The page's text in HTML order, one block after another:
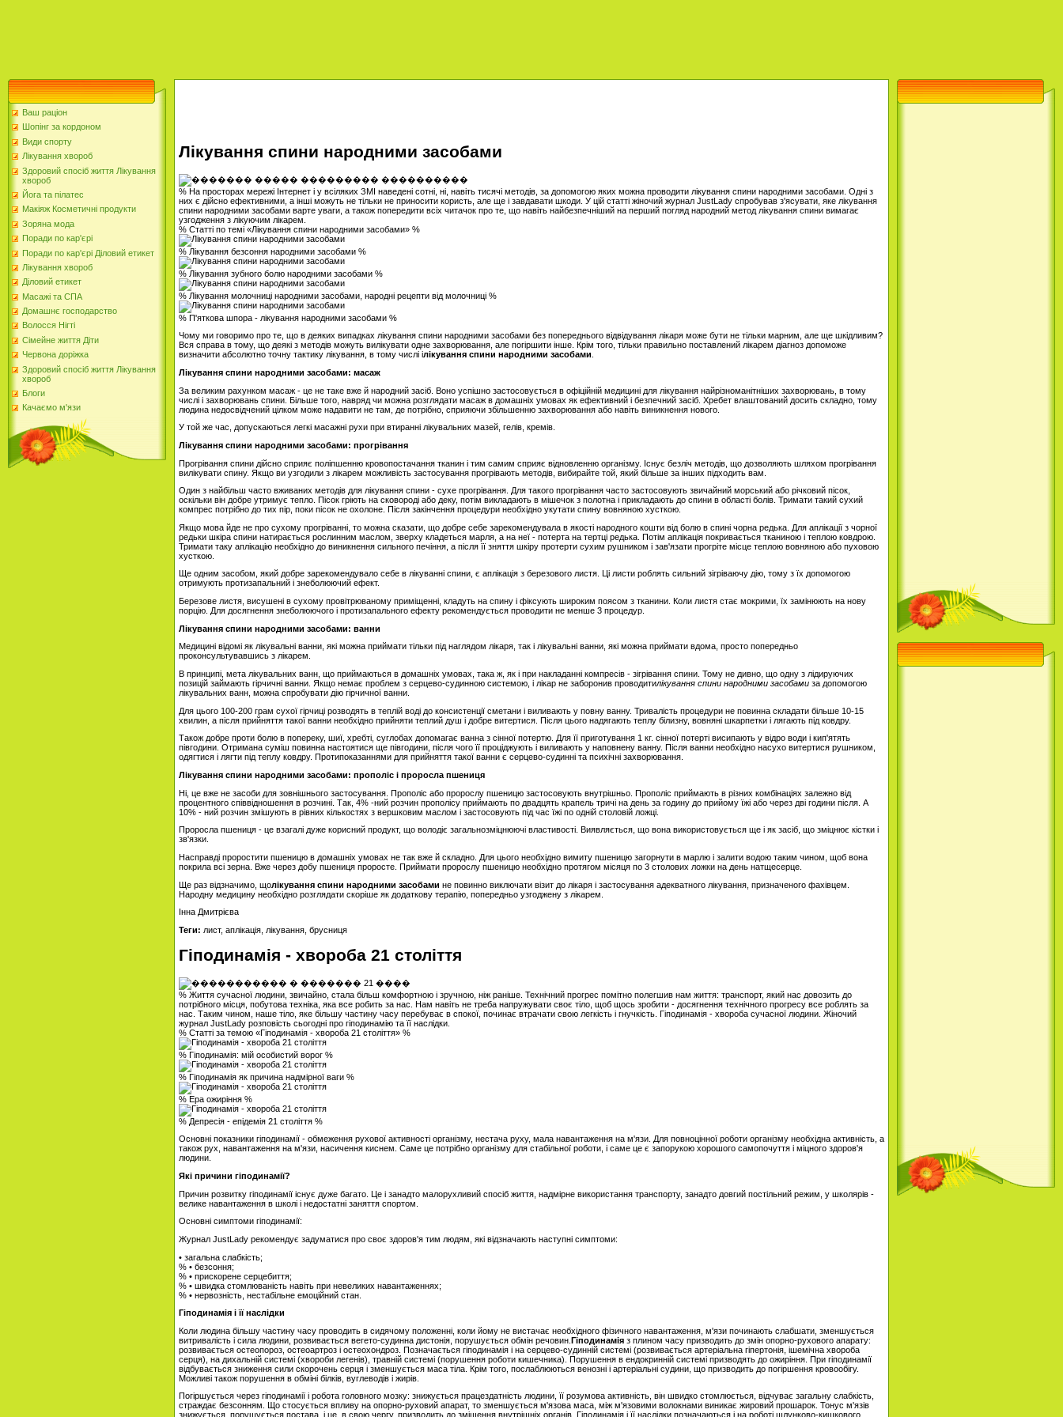
Ваш раціон
Шопінг за кордоном
Види спорту
Лікування хвороб
Здоровий спосіб життя Лікування
хвороб
Йога та пілатес
Макіяж Косметичні продукти
Зоряна мода
Поради по кар'єрі
Поради по кар'єрі Діловий етикет
Лікування хвороб
Діловий етикет
Масажі та СПА
Домашнє господарство
Волосся Нігті
Сімейне життя Діти
Червона доріжка
Здоровий спосіб життя Лікування
хвороб
Блоги
Качаємо м'язи
Лікування спини народними засобами
% На просторах мережі Інтернет і у всіляких ЗМІ наведені сотні, ні, навіть тисячі методів, за допомогою яких можна проводити лікування спини народними засобами. Одні з
них є дійсно ефективними, а інші можуть не тільки не приносити користь, але ще і завдавати шкоди. У цій статті жіночий журнал JustLady спробував з'ясувати, яке лікування
спини народними засобами варте уваги, а також попередити всіх читачок про те, що навіть найбезпечніший на перший погляд народний метод лікування спини вимагає
узгодження з лікуючим лікарем.
% Статті по темі «Лікування спини народними засобами» %
% Лікування безсоння народними засобами %
% Лікування зубного болю народними засобами %
% Лікування молочниці народними засобами, народні рецепти від молочниці %
% П'яткова шпора - лікування народними засобами %
Чому ми говоримо про те, що в деяких випадках лікування спини народними засобами без попереднього відвідування лікаря може бути не тільки марним, але ще шкідливим?
Вся справа в тому, що деякі з методів можуть вилікувати одне захворювання, але погіршити інше. Крім того, тільки правильно поставлений лікарем діагноз допоможе
визначити абсолютно точну тактику лікування, в тому числі ілікування спини народними засобами
Лікування спини народними засобами: масаж
За великим рахунком масаж - це не таке вже й народний засіб. Воно успішно застосовується в офіційній медицині для лікування найрізноманітніших захворювань, в тому
числі і захворювань спини. Більше того, навряд чи можна розглядати масаж в домашніх умовах як ефективний і безпечний засіб. Хребет влаштований досить складно, тому
людина недосвідчений цілком може надавити не там, де потрібно, сприяючи збільшенню захворювання або навіть виникнення нового.
У той же час, допускаються легкі масажні рухи при втиранні лікувальних мазей, гелів, кремів.
Лікування спини народними засобами: прогрівання
Прогрівання спини дійсно сприяє поліпшенню кровопостачання тканин і тим самим сприяє відновленню організму. Існує безліч методів, що дозволяють шляхом прогрівання
вилікувати спину. Якщо ви узгодили з лікарем можливість застосування прогрівають методів, вибирайте той, який більше за інших підходить вам.
Один з найбільш часто вживаних методів для лікування спини - сухе прогрівання. Для такого прогрівання часто застосовують звичайний морський або річковий пісок,
оскільки він добре утримує тепло. Пісок гріють на сковороді або деку, потім викладають в мішечок з полотна і прикладають до спини в області болів. Тримати такий сухий
компрес потрібно до тих пір, поки пісок не охолоне. Після закінчення процедури необхідно укутати спину вовняною хусткою.
Якщо мова йде не про сухому прогріванні, то можна сказати, що добре себе зарекомендувала в якості народного кошти від болю в спині чорна редька. Для аплікації з чорної
редьки шкіра спини натирається рослинним маслом, зверху кладеться марля, а на неї - потерта на тертці редька. Потім аплікація покривається тканиною і теплою ковдрою.
Тримати таку аплікацію необхідно до виникнення сильного печіння, а після її зняття шкіру протерти сухим рушником і зав'язати прогріте місце теплою вовняною або пуховою
хусткою.
Ще одним засобом, який добре зарекомендувало себе в лікуванні спини, є аплікація з березового листя. Ці листи роблять сильний зігріваючу дію, тому з їх допомогою
отримують протизапальний і знеболюючий ефект.
Березове листя, висушені в сухому провітрюваному приміщенні, кладуть на спину і фіксують широким поясом з тканини. Коли листя стає мокрими, їх замінюють на нову
порцію. Для досягнення знеболюючого і протизапального ефекту рекомендується проводити не менше 3 процедур.
Лікування спини народними засобами: ванни
Медицині відомі як лікувальні ванни, які можна приймати тільки під наглядом лікаря, так і лікувальні ванни, які можна приймати вдома, просто попередньо
проконсультувавшись з лікарем.
В принципі, мета лікувальних ванн, що приймаються в домашніх умовах, така ж, як і при накладанні компресів - зігрівання спини. Тому не дивно, що одну з лідируючих
позицій займають гірчичні ванни. Якщо немає проблем з серцево-судинною системою, і лікар не заборонив проводитилікування спини народними засобами за допомогою
лікувальних ванн, можна спробувати дію гірчичної ванни.
Для цього 100-200 грам сухої гірчиці розводять в теплій воді до консистенції сметани і виливають у повну ванну. Тривалість процедури не повинна складати більше 10-15
хвилин, а після прийняття такої ванни необхідно прийняти теплий душ і добре витертися. Після цього надягають теплу білизну, вовняні шкарпетки і лягають під ковдру.
Також добре проти болю в попереку, шиї, хребті, суглобах допомагає ванна з сінної потертю. Для її приготування 1 кг. сінної потерті висипають у відро води і кип'ятять
півгодини. Отримана суміш повинна настоятися ще півгодини, після чого її проціджують і виливають у наповнену ванну. Після ванни необхідно насухо витертися рушником,
одягтися і лягти під теплу ковдру. Протипоказаннями для прийняття такої ванни є серцево-судинні та психічні захворювання.
Лікування спини народними засобами: прополіс і проросла пшениця
Ні, це вже не засоби для зовнішнього застосування. Прополіс або пророслу пшеницю застосовують внутрішньо. Прополіс приймають в різних комбінаціях залежно від
процентного співвідношення в розчині. Так, 4% -ний розчин прополісу приймають по двадцять крапель тричі на день за годину до прийому їжі або через дві години після. А
10% - ний розчин змішують в рівних кількостях з вершковим маслом і застосовують під час їжі по одній столовій ложці.
Проросла пшениця - це взагалі дуже корисний продукт, що володіє загальнозміцнюючі властивості. Виявляється, що вона використовується ще і як засіб, що зміцнює кістки і
зв'язки.
Насправді проростити пшеницю в домашніх умовах не так вже й складно. Для цього необхідно вимиту пшеницю загорнути в марлю і залити водою таким чином, щоб вона
покрила всі зерна. Вже через добу пшениця проросте. Приймати пророслу пшеницю необхідно протягом місяця по 3 столових ложки на день натщесерце.
Ще раз відзначимо, щолікування спини народними засобами не повинно виключати візит до лікаря і застосування адекватного лікування, призначеного фахівцем.
Народну медицину необхідно розглядати скоріше як додаткову терапію, попередньо узгоджену з лікарем.
Інна Дмитрієва
Теги: лист, аплікація, лікування, брусниця
Гіподинамія - хвороба 21 століття
% Життя сучасної людини, звичайно, стала більш комфортною і зручною, ніж раніше. Технічний прогрес помітно полегшив нам життя: транспорт, який нас довозить до
потрібного місця, побутова техніка, яка все робить за нас. Нам навіть не треба напружувати своє тіло, щоб щось зробити - досягнення технічного прогресу все роблять за
нас. Таким чином, наше тіло, яке більшу частину часу перебуває в спокої, починає втрачати свою легкість і гнучкість. Гіподинамія - хвороба сучасної людини. Жіночий
журнал JustLady розповість сьогодні про гіподинамію та її наслідки.
% Статті за темою «Гіподинамія - хвороба 21 століття» %
% Гіподинамія: мій особистий ворог %
% Гіподинамія як причина надмірної ваги %
% Ера ожиріння %
% Депресія - епідемія 21 століття %
Основні показники гіподинамії - обмеження рухової активності організму, нестача руху, мала навантаження на м'язи. Для повноцінної роботи організму необхідна активність, а
також рух, навантаження на м'язи, насичення киснем. Саме це потрібно організму для стабільної роботи, і саме це є запорукою хорошого самопочуття і міцного здоров'я
людини.
Які причини гіподинамії?
Причин розвитку гіподинамії існує дуже багато. Це і занадто малорухливий спосіб життя, надмірне використання транспорту, занадто довгий постільний режим, у школярів -
велике навантаження в школі і недостатні заняття спортом.
Основні симптоми гіподинамії:
Журнал JustLady рекомендує задуматися про своє здоров'я тим людям, які відзначають наступні симптоми:
• загальна слабкість;
% • безсоння;
% • прискорене серцебиття;
% • швидка стомлюваність навіть при невеликих навантаженнях;
% • нервозність, нестабільне емоційний стан.
Гіподинамія і її наслідки
Коли людина більшу частину часу проводить в сидячому положенні, коли йому не вистачає необхідного фізичного навантаження, м'язи починають слабшати, зменшується
витривалість і сила людини, розвивається вегето-судинна дистонія, порушується обмін речовин. Гіподинамія з плином часу призводить до змін опорно-рухового апарату:
розвивається остеопороз, остеоартроз і остеохондроз. Позначається гіподинамія і на серцево-судинній системі (розвивається артеріальна гіпертонія, ішемічна хвороба
серця), на дихальній системі (хвороби легенів), травній системі (порушення роботи кишечника). Порушення в ендокринній системі призводять до ожиріння. При гіподинамії
відбувається зниження сили скорочень серця і зменшується маса тіла. Крім того, послаблюються венозні і артеріальні судини, що призводить до погіршення кровообігу.
Можливі також порушення в обміні білків, вуглеводів і жирів.
Погіршується через гіподинамії і робота головного мозку: знижується працездатність людини, її розумова активність, він швидко стомлюється, відчуває загальну слабкість,
страждає безсонням. Що стосується впливу на опорно-руховий апарат, то зменшується м'язова маса, між м'язовими волокнами виникає жировий прошарок. Тонус м'язів
знижується, порушується постава, і це, в свою чергу, призводить до зміщення внутрішніх органів. Гіподинамія і її наслідки позначаються і на роботі шлунково-кишкового